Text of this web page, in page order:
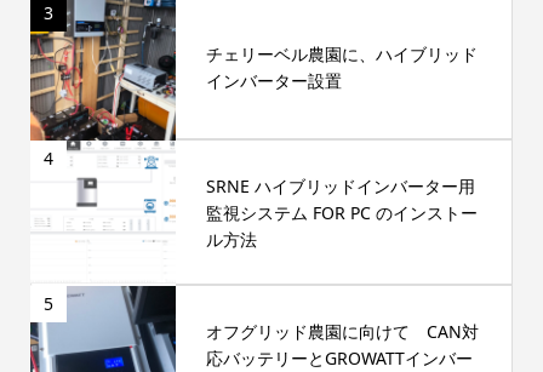
3
チェリーベル農園に、ハイブリッド
インバーター設置
4
SRNE ハイブリッドインバーター用
監視システム FOR PC のインストー
ル方法
5
オフグリッド農園に向けて CAN対
応バッテリーとGROWATTインバー